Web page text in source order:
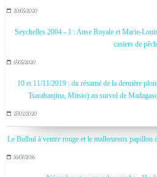
20/05/2020
Seychelles 2004 - 1 : Anse Royale et Marie-
casiers de
17/05/2020
10 et 11/11/2019 : du résumé de la dernière
Tsarabanjina, Mitsio) au survol de
27/02/2020
Le Bulbul à ventre rouge et le malheureux papillon
16/07/2016